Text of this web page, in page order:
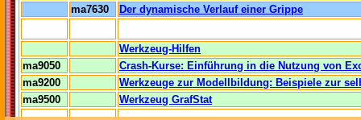
ma7630
Der dynamische Verlauf einer Grippe
Werkzeug-Hilfen
ma9050
Crash-Kurse: Einführung in die Nutzung von
ma9200
Werkzeuge zur Modellbildung: Beispiele zur
ma9500
Werkzeug GrafStat